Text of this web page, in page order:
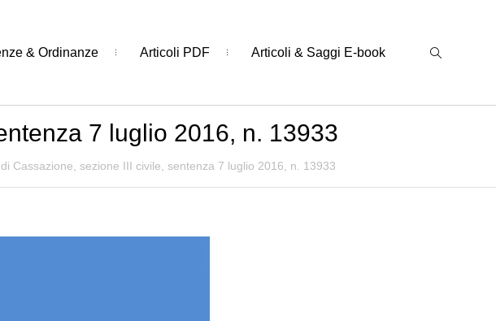
& Ordinanze Articoli PDF Articoli & Saggi E-book
7 luglio 2016, n. 13933
Cassazione, sezione III civile, sentenza 7 luglio 2016, n. 13933